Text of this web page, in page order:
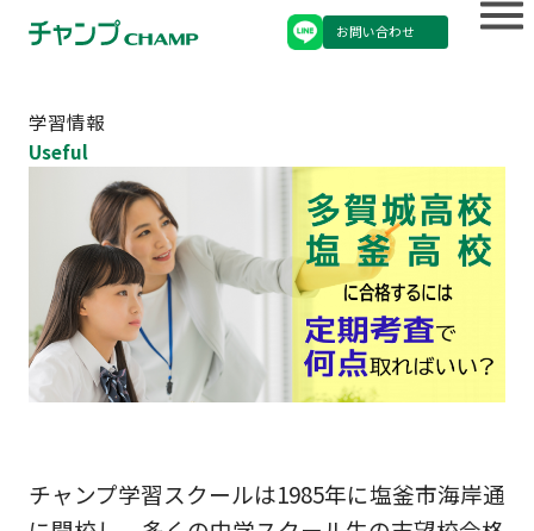
お問い合わせ
学習情報
Useful
チャンプ学習スクールは1985年に塩釜市海岸通